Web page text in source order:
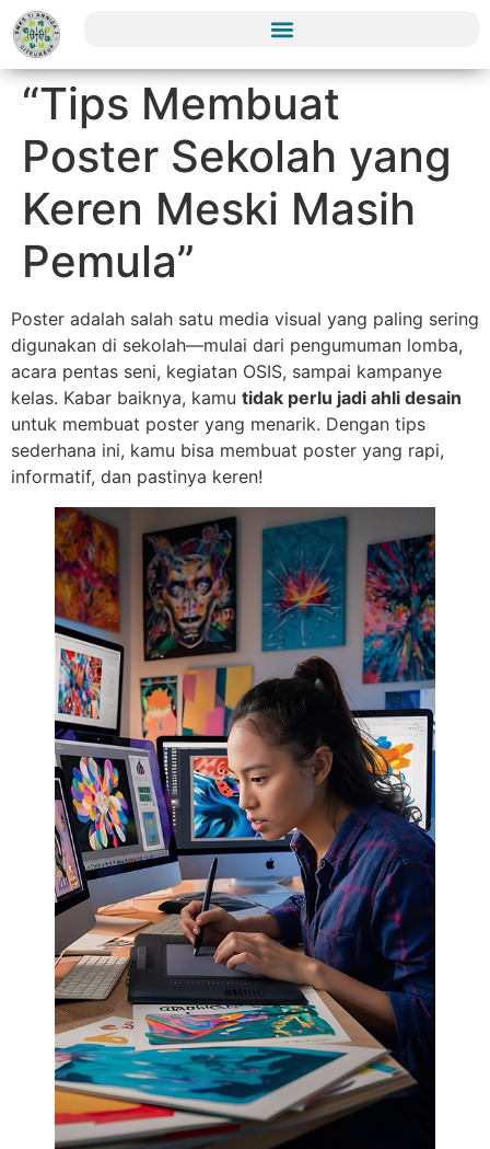
“Tips Membuat
Poster Sekolah yang
Keren Meski Masih
Pemula”
Poster adalah salah satu media visual yang paling sering
digunakan di sekolah—mulai dari pengumuman lomba,
acara pentas seni, kegiatan OSIS, sampai kampanye
kelas. Kabar baiknya, kamu tidak perlu jadi ahli desain
untuk membuat poster yang menarik. Dengan tips
sederhana ini, kamu bisa membuat poster yang rapi,
informatif, dan pastinya keren!